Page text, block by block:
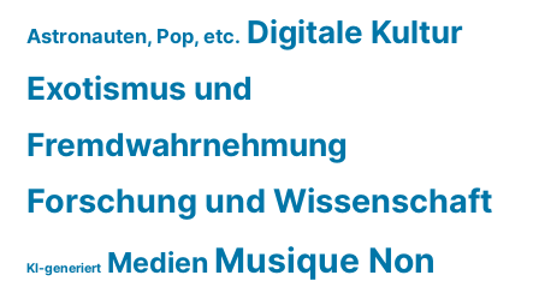
Astronauten, Pop, etc. Digitale Kultur
Exotismus und
Fremdwahrnehmung
Forschung und Wissenschaft
KI-generiert Medien Musique Non